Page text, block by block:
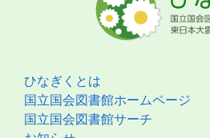
ひなぎくとは
国立国会図書館ホームページ
国立国会図書館サーチ